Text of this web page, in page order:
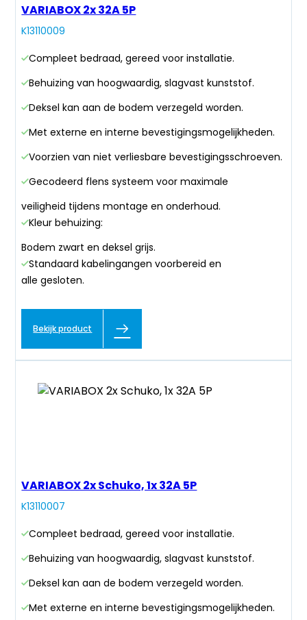
VARIABOX 2x 32A 5P
K13110009
Compleet bedraad, gereed voor installatie.
Behuizing van hoogwaardig, slagvast kunststof.
Deksel kan aan de bodem verzegeld worden.
Met externe en interne bevestigingsmogelijkheden.
Voorzien van niet verliesbare bevestigingsschroeven.
Gecodeerd flens systeem voor maximale
veiligheid tijdens montage en onderhoud.
Kleur behuizing:
Bodem zwart en deksel grijs.
Standaard kabelingangen voorbereid en
alle gesloten.
Bekijk product
VARIABOX 2x Schuko, 1x 32A 5P
K13110007
Compleet bedraad, gereed voor installatie.
Behuizing van hoogwaardig, slagvast kunststof.
Deksel kan aan de bodem verzegeld worden.
Met externe en interne bevestigingsmogelijkheden.